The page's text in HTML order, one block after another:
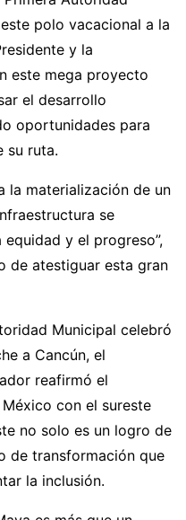
polo vacacional a la
y la
este mega proyecto
el desarrollo
oportunidades para
su ruta.
la materialización de un
se
y el progreso”,
de atestiguar esta gran
Municipal celebró
a Cancún, el
reafirmó el
con el sureste
no solo es un logro de
de transformación que
la inclusión.